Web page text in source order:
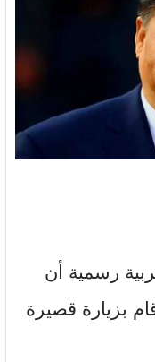
رسمية أن
بزيارة قصيرة